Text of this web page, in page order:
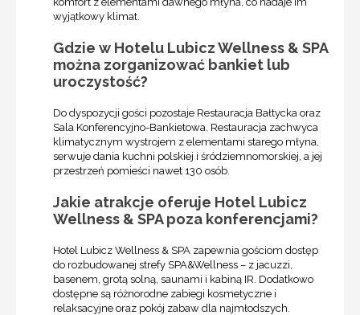
wyjątkowy klimat.
Gdzie w Hotelu Lubicz Wellness & SPA
można zorganizować bankiet lub
uroczystość?
Do dyspozycji gości pozostaje Restauracja Bałtycka oraz
Sala Konferencyjno-Bankietowa. Restauracja zachwyca
klimatycznym wystrojem z elementami starego młyna,
serwuje dania kuchni polskiej i śródziemnomorskiej, a jej
przestrzeń pomieści nawet 130 osób.
Jakie atrakcje oferuje Hotel Lubicz
Wellness & SPA poza konferencjami?
Hotel Lubicz Wellness & SPA zapewnia gościom dostęp
do rozbudowanej strefy SPA&Wellness – z jacuzzi,
basenem, grotą solną, saunami i kabiną IR. Dodatkowo
dostępne są różnorodne zabiegi kosmetyczne i
relaksacyjne oraz pokój zabaw dla najmłodszych.